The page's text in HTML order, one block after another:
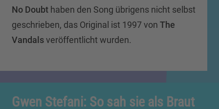
No Doubt haben den Song übrigens nicht selbst
geschrieben, das Original ist 1997 von The
Vandalsveröffentlicht wurden.
Gwen Stefani: So sah sie als Braut